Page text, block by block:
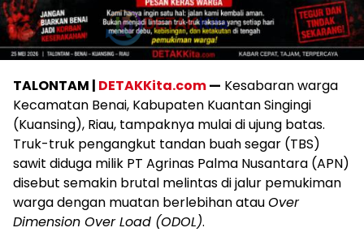
TALONTAM | DETAKKita.com— Kesabaran warga
Kecamatan Benai, Kabupaten Kuantan Singingi
(Kuansing), Riau, tampaknya mulai di ujung batas.
Truk-truk pengangkut tandan buah segar (TBS)
sawit diduga milik PT Agrinas Palma Nusantara (APN)
disebut semakin brutal melintas di jalur pemukiman
warga dengan muatan berlebihan atauOver
Dimension Over Load (ODOL).